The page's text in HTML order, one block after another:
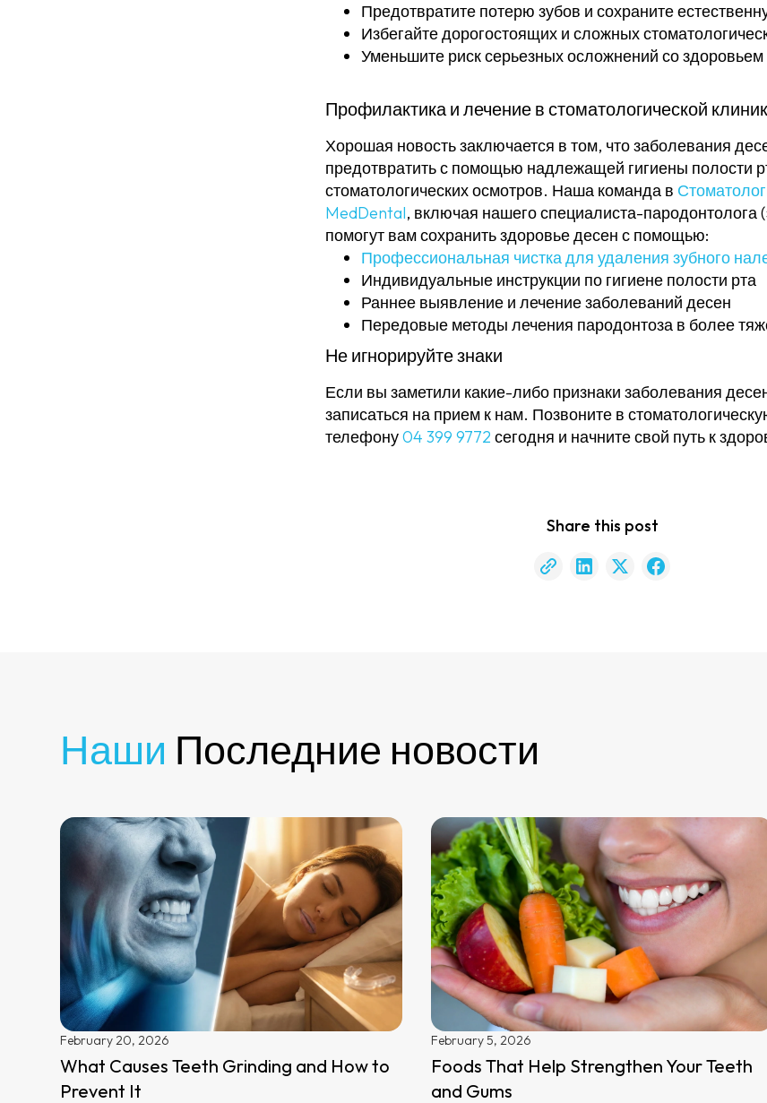
Предотвратите потерю зубов и сохраните
Избегайте дорогостоящих и сложных
Уменьшите риск серьезных осложнений со здоровьем
Профилактика и лечение в стоматологической
Хорошая новость заключается в том, что заболевания
предотвратить с помощью надлежащей гигиены полости
стоматологических осмотров. Наша команда в
MedDental, включая нашего специалиста-пародонтолога
помогут вам сохранить здоровье десен с помощью:
Профессиональная чистка для удаления зубного
Индивидуальные инструкции по гигиене полости рта
Раннее выявление и лечение заболеваний десен
Передовые методы лечения пародонтоза в более
Не игнорируйте знаки
Если вы заметили какие-либо признаки заболевания
записаться на прием к нам. Позвоните в
телефону04 399 9772 сегодня и начните свой путь к
Share this post
Наши Последние новости
February 20, 2026
What Causes Teeth Grinding and How to
Prevent It
February 5, 2026
Foods That Help Strengthen Your Teeth
and Gums